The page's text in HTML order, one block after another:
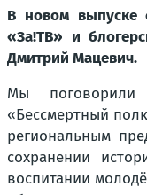
В новом выпуске
«За!ТВ» и
Дмитрий Мацевич.
Мы
«Бессмертный
региональным
сохранении
воспитании